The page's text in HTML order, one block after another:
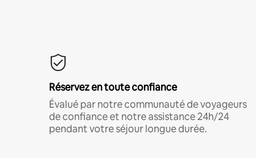
Réservez en toute confiance
Évalué par notre communauté de voyageurs
de confiance et notre assistance 24h/24
pendant votre séjour longue durée.